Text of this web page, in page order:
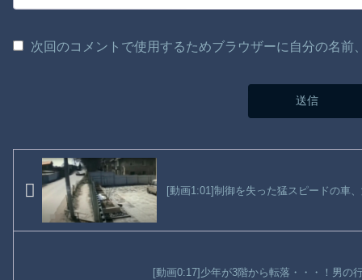
次回のコメントで使用するためブラウザーに自分の名
[動画1:01]制御を失った猛スピードの車
[動画0:17]少年が3階から転落・・・！男の